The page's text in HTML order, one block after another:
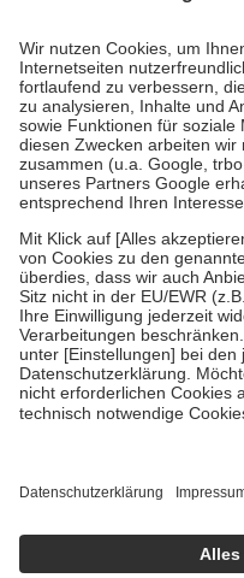
höchstens zehn Euro.
Es sind
Kosten der Leistung zu
Diese Regeln gelten
Bei Heilmitteln und
Zuzahlung zehn Prozent der
Verordnung.
Um das Engagement der
stärken und die besondere
fallenkeine Zuzahlungenan
• Kindern und Jugendlichen
mit Ausnahme der Fahrkosten
• Untersuchungen zur
GKV getragen werden
• empfohlenen
• Harn- und Blutteststreifen
getroffen, um sicherzustellen,
https://help.etrusted.com/